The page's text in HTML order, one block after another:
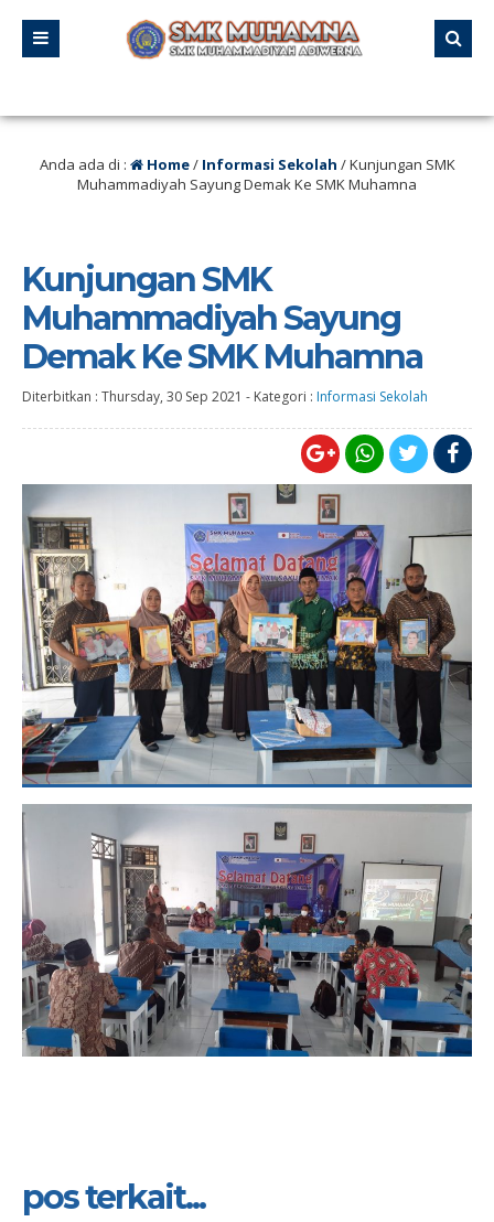
Anda ada di : Home/ Informasi Sekolah /Kunjungan SMK
Muhammadiyah Sayung Demak Ke SMK Muhamna
Kunjungan SMK
Muhammadiyah Sayung
Demak Ke SMK Muhamna
Diterbitkan : Thursday, 30 Sep 2021 - Kategori : Informasi Sekolah
pos terkait...